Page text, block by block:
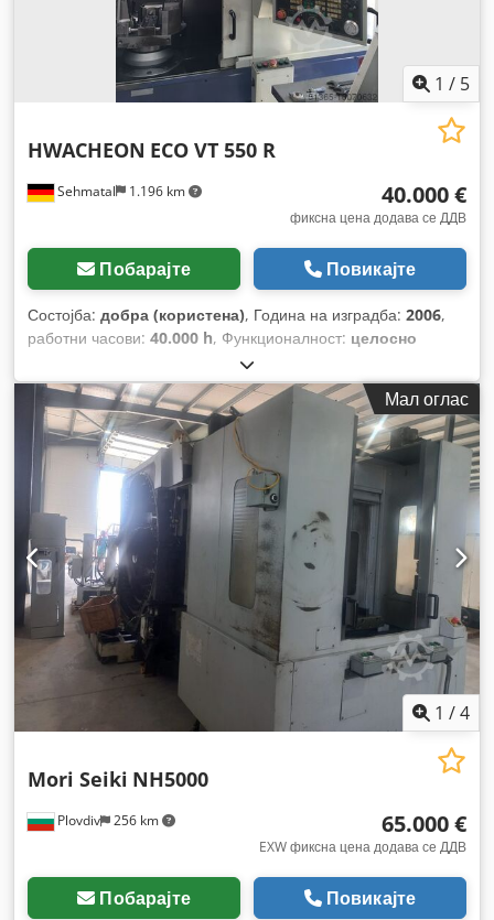
3.500 кг, дијаметар на алатот:80 мм , должина на
330 мм, Опрема:
брзина на вртење со
бесконечно варирање, документација / прирачник,
транспортер за струготини
1 / 5
Sehmatal 1.196 km
HWACHEON ECO VT 550 R
40.000 €
фиксна цена додава се ДДВ
Побарајте Повикајте
Состојба: добра (користена), Година на изградба: 2006,
работни часови: 40.000 h, Функционалност: целосно
, број на машина/возило:
максимална брзина на вретеното:1.500 обр/мин, брзина
на вретено (мин.):15 обр/мин, моќност на моторот на
вретено:22.000 W,
Мал оглас
1 /4
Plovdiv 256 km
Mori Seiki NH5000
65.000 €
EXW фиксна цена додава се ДДВ
Побарајте Повикајте